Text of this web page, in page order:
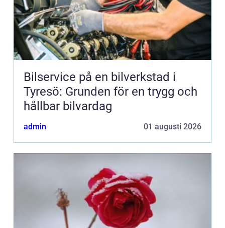
Bilservice på en bilverkstad i
Tyresö: Grunden för en trygg och
hållbar bilvardag
admin 01 augusti 2026